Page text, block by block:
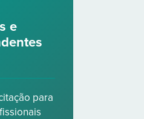
e
para